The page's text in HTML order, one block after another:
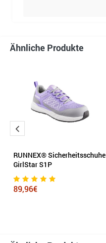
Ähnliche Produkte
RUNNEX® Sicherheitsschuhe
GirlStar S1P
89,96€